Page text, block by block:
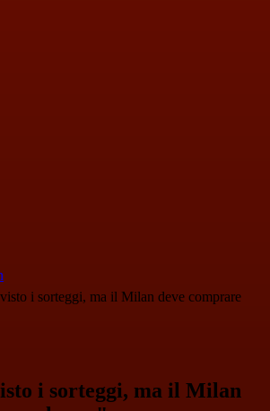
i sorteggi, ma il Milan deve comprare
i sorteggi, ma il Milan